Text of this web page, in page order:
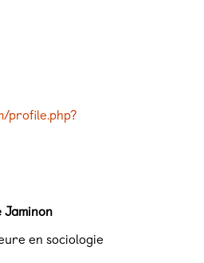
profile.php?
en sociologie